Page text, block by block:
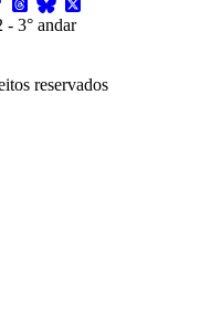
- 3° andar
reservados